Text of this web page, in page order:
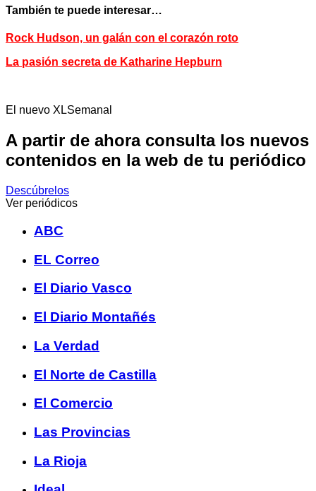
También te puede interesar…
Rock Hudson, un galán con el corazón roto
La pasión secreta de Katharine Hepburn
El nuevo XLSemanal
A partir de ahora consulta los nuevos
contenidos en la web de tu periódico
Descúbrelos
Ver periódicos
ABC
EL Correo
El Diario Vasco
El Diario Montañés
La Verdad
El Norte de Castilla
El Comercio
Las Provincias
La Rioja